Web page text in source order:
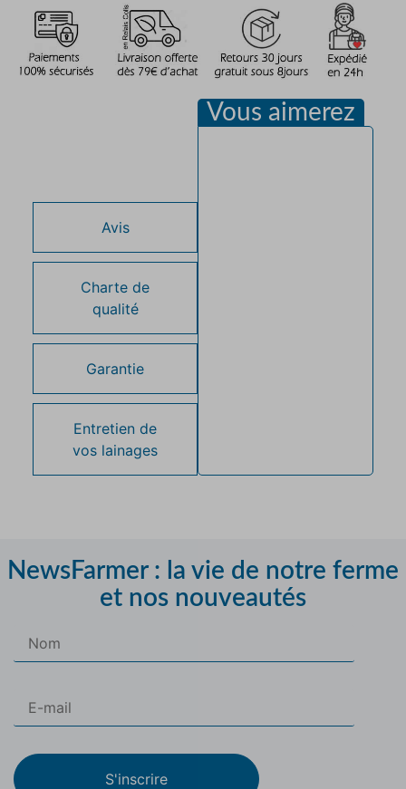
Avis
Charte de
qualité
Garantie
Entretien de
vos lainages
Vous aimerez
NewsFarmer : la vie de notre ferme
et nos nouveautés
S'inscrire